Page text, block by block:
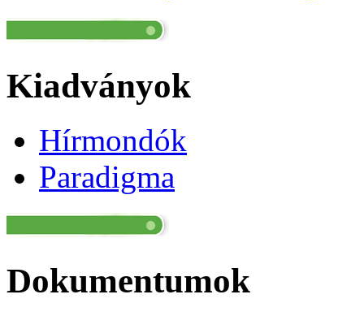
Kiadványok
Hírmondók
Paradigma
Dokumentumok